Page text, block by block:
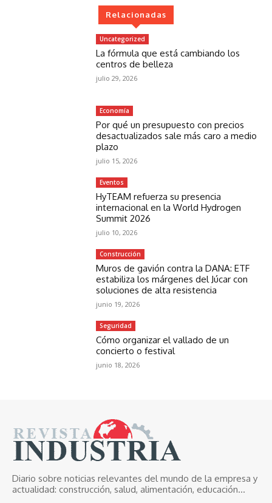
Relacionadas
Uncategorized
La fórmula que está cambiando los
centros de belleza
julio 29, 2026
Economía
Por qué un presupuesto con precios
desactualizados sale más caro a medio
plazo
julio 15, 2026
Eventos
HyTEAM refuerza su presencia
internacional en la World Hydrogen
Summit 2026
julio 10, 2026
Construcción
Muros de gavión contra la DANA: ETF
estabiliza los márgenes del Júcar con
soluciones de alta resistencia
junio 19, 2026
Seguridad
Cómo organizar el vallado de un
concierto o festival
junio 18, 2026
Diario sobre noticias relevantes del mundo de la empresa y
actualidad: construcción, salud, alimentación, educación...